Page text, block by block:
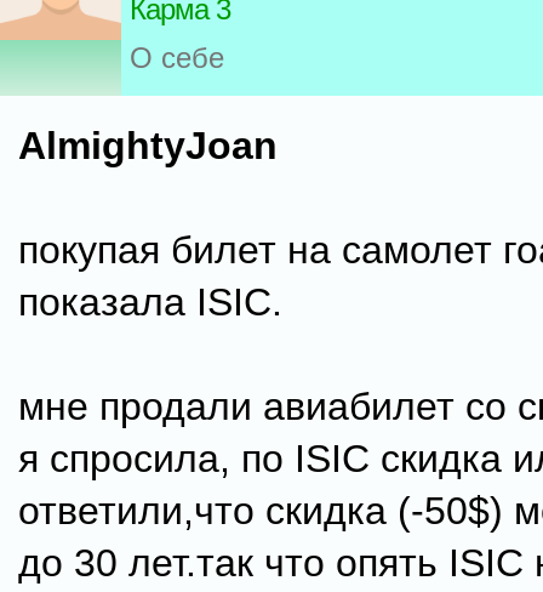
Карма 3
О себе
AlmightyJoan
покупая билет на самолет
показала ISIC.
мне продали авиабилет со
я спросила, по ISIC скидка
ответили,что скидка (-50$)
до 30 лет.так что опять ISIC